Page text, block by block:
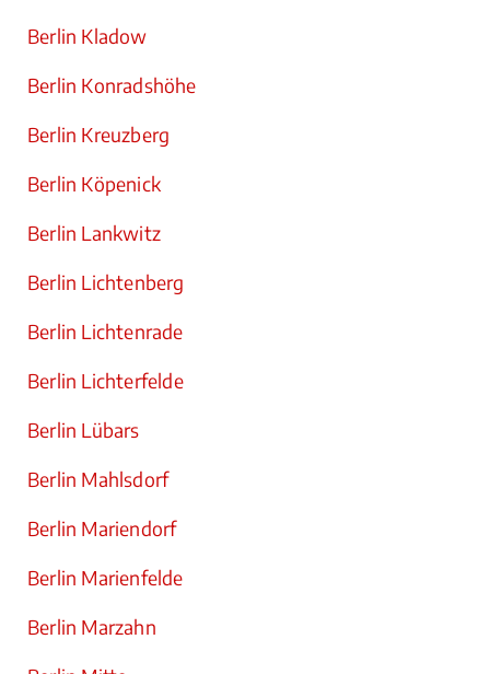
Berlin Kladow
Berlin Konradshöhe
Berlin Kreuzberg
Berlin Köpenick
Berlin Lankwitz
Berlin Lichtenberg
Berlin Lichtenrade
Berlin Lichterfelde
Berlin Lübars
Berlin Mahlsdorf
Berlin Mariendorf
Berlin Marienfelde
Berlin Marzahn